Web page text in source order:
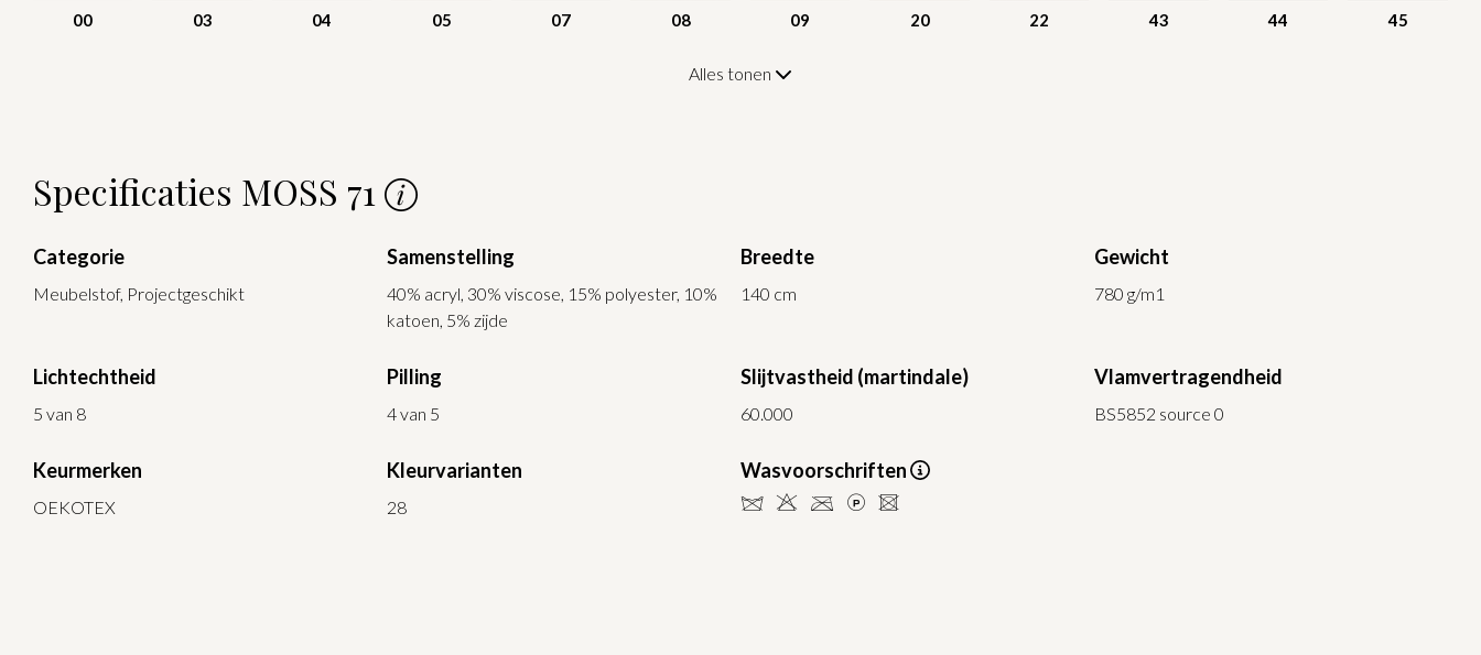
00 03 04 05 07 08 09 20 22 43 44 45
Alles tonen
Specificaties MOSS 71
Categorie
Meubelstof, Projectgeschikt
Samenstelling
40% acryl, 30% viscose, 15% polyester, 10%
katoen, 5% zijde
Breedte
140 cm
Gewicht
780 g/m1
Lichtechtheid
5 van 8
Pilling
4 van 5
Slijtvastheid (martindale)
60.000
Vlamvertragendheid
BS5852 source 0
Keurmerken
OEKOTEX
Kleurvarianten
28
Wasvoorschriften
dHCLU